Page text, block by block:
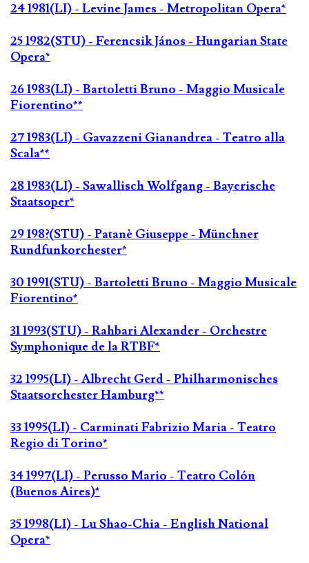
24 1981(LI) - Levine James - Metropolitan Opera*
25 1982(STU) - Ferencsik János - Hungarian State
Opera*
26 1983(LI) - Bartoletti Bruno - Maggio Musicale
Fiorentino**
27 1983(LI) - Gavazzeni Gianandrea - Teatro alla
Scala**
28 1983(LI) - Sawallisch Wolfgang - Bayerische
Staatsoper*
29 198?(STU) - Patanè Giuseppe - Münchner
Rundfunkorchester*
30 1991(STU) - Bartoletti Bruno - Maggio Musicale
Fiorentino*
31 1993(STU) - Rahbari Alexander - Orchestre
Symphonique de la RTBF*
32 1995(LI) - Albrecht Gerd - Philharmonisches
Staatsorchester Hamburg**
33 1995(LI) - Carminati Fabrizio Maria - Teatro
Regio di Torino*
34 1997(LI) - Perusso Mario - Teatro Colón
(Buenos Aires)*
35 1998(LI) - Lu Shao-Chia - English National
Opera*